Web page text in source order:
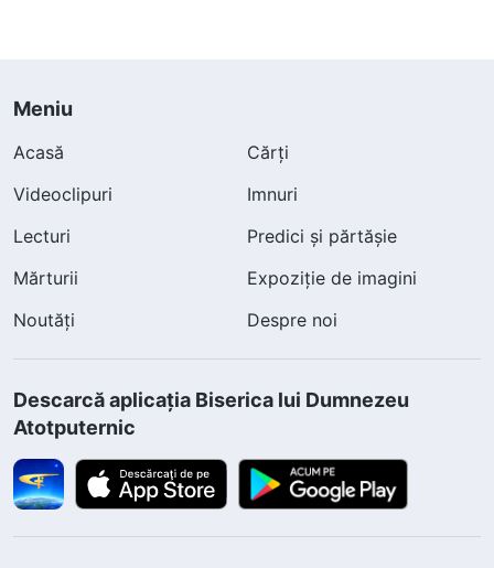
Meniu
Acasă
Cărți
Videoclipuri
Imnuri
Lecturi
Predici și părtășie
Mărturii
Expoziție de imagini
Noutăți
Despre noi
Descarcă aplicația Biserica lui Dumnezeu
Atotputernic